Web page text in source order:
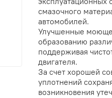
смазочного
автомобилей.
Улучшенные
образованию
поддерживая
двигателя.
За счет хорошей
уплотнений
возникновения